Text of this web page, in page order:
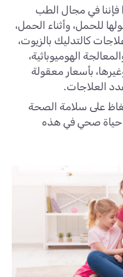
فإننا في مجال الطب
للحمل، وأثناء الحمل،
كالتدليك بالزيوت،
الهوميوباثية،
وغيرها، بأسعار معقولة
العلاجات.
على سلامة الصحة
حياة صحي في هذه